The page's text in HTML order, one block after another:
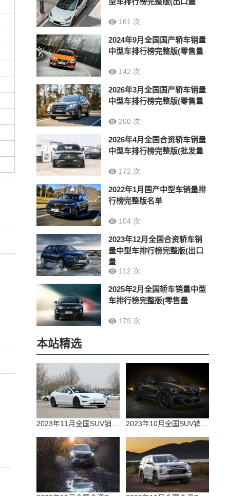
161 次
2024年9月全国国产轿车销量
中型车排行榜完整版(零售量
142 次
2026年3月全国国产轿车销量
中型车排行榜完整版(零售量
200 次
2026年4月全国合资轿车销量
中型车排行榜完整版(批发量
172 次
2022年1月国产中型车销量排
行榜完整版名单
104 次
2023年12月全国合资轿车销
量中型车排行榜完整版(出口
量
112 次
2025年2月全国轿车销量中型
车排行榜完整版(零售量
179 次
本站精选